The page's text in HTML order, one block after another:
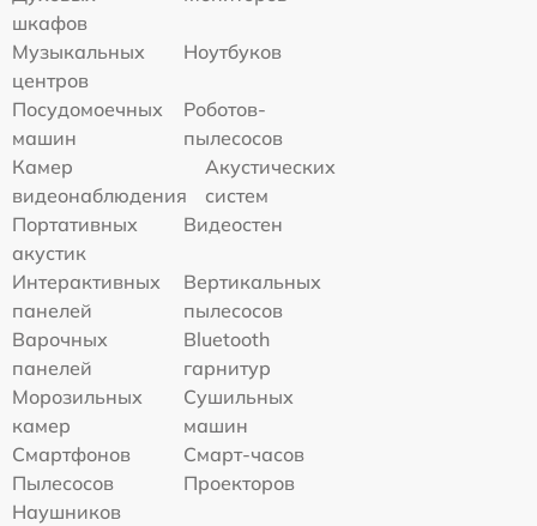
шкафов
Музыкальных
центров
Ноутбуков
Посудомоечных
машин
Роботов-
пылесосов
Камер
видеонаблюдения
Акустических
систем
Портативных
акустик
Видеостен
Интерактивных
панелей
Вертикальных
пылесосов
Варочных
панелей
Bluetooth
гарнитур
Морозильных
камер
Сушильных
машин
Смартфонов
Смарт-часов
Пылесосов
Проекторов
Наушников